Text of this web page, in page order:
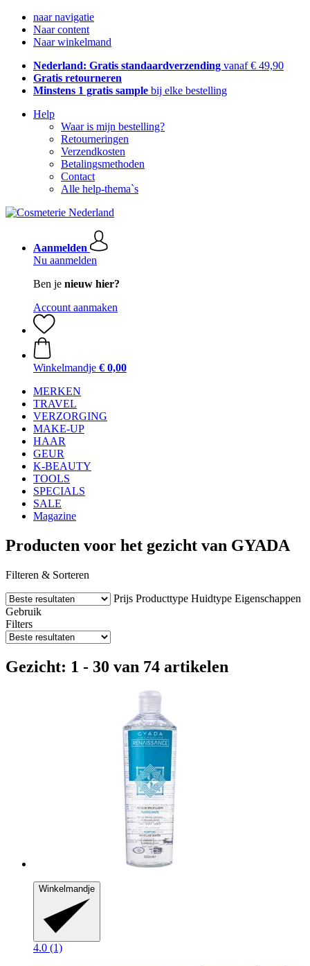
naar navigatie
Naar content
Naar winkelmand
Nederland: Gratis standaardverzending vanaf € 49,90
Gratis retourneren
Minstens 1 gratis sample bij elke bestelling
Help
Waar is mijn bestelling?
Retourneringen
Verzendkosten
Betalingsmethoden
Contact
Alle help-thema`s
Aanmelden
Nu aanmelden
Ben je nieuw hier?
Account aanmaken
Winkelmandje € 0,00
MERKEN
TRAVEL
VERZORGING
MAKE-UP
HAAR
GEUR
K-BEAUTY
TOOLS
SPECIALS
SALE
Magazine
Producten voor het gezicht van GYADA
Filteren & Sorteren
Prijs Producttype Huidtype Eigenschappen
Gebruik
Filters
Gezicht: 1 - 30 van 74 artikelen
Winkelmandje
4.0 (1)